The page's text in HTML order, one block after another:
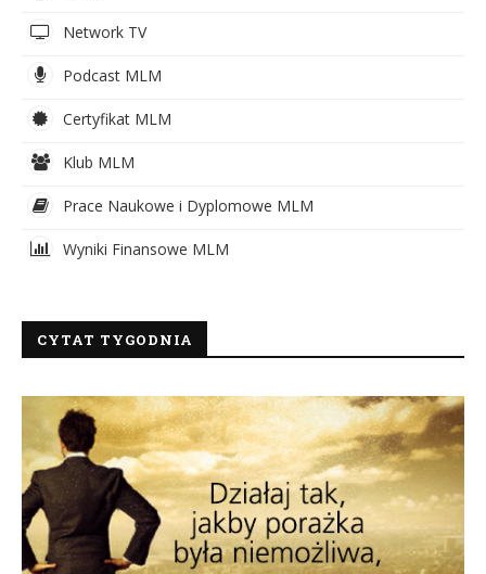
Network TV
Podcast MLM
Certyfikat MLM
Klub MLM
Prace Naukowe i Dyplomowe MLM
Wyniki Finansowe MLM
CYTAT TYGODNIA